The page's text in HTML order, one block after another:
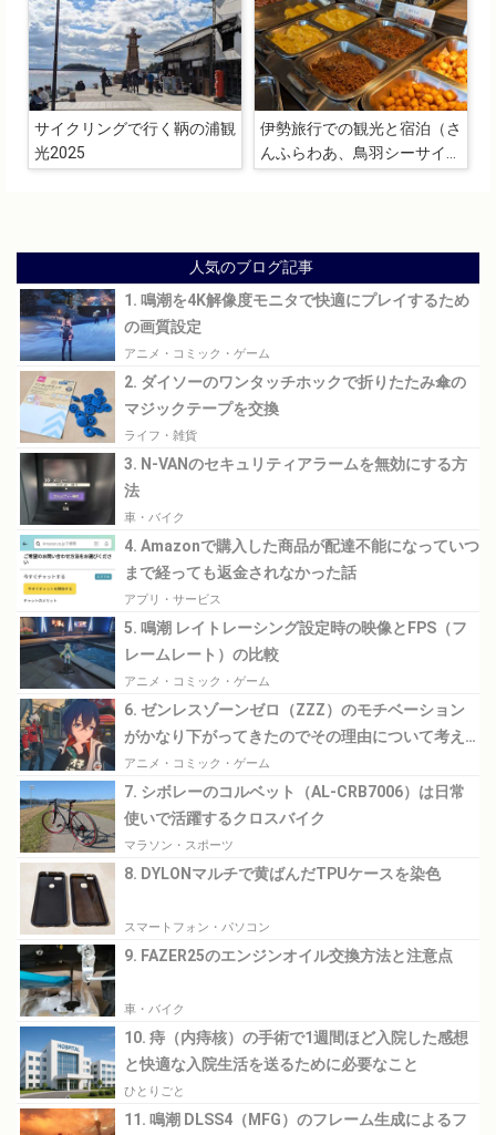
NIKEN、YZF-R25、FAZER25
など）
う
サイクリングで行く鞆の浦観
光2025
伊勢旅行での観光と宿泊（さ
んふらわあ、鳥羽シーサイド
人気のブログ記事
1. 鳴潮を4K解像度モニタで快適にプレイするため
の画質設定
アニメ・コミック・ゲーム
2. ダイソーのワンタッチホックで折りたたみ傘の
マジックテープを交換
ライフ・雑貨
3. N-VANのセキュリティアラームを無効にする方
法
車・バイク
4. Amazonで購入した商品が配達不能になっていつ
まで経っても返金されなかった話
アプリ・サービス
5. 鳴潮 レイトレーシング設定時の映像とFPS（フ
レームレート）の比較
アニメ・コミック・ゲーム
6. ゼンレスゾーンゼロ（ZZZ）のモチベーション
がかなり下がってきたのでその理由について考え
てみる
アニメ・コミック・ゲーム
7. シボレーのコルベット（AL-CRB7006）は日常
使いで活躍するクロスバイク
マラソン・スポーツ
8. DYLONマルチで黄ばんだTPUケースを染色
スマートフォン・パソコン
9. FAZER25のエンジンオイル交換方法と注意点
車・バイク
10. 痔（内痔核）の手術で1週間ほど入院した感想
と快適な入院生活を送るために必要なこと
ひとりごと
11. 鳴潮 DLSS4（MFG）のフレーム生成によるフ